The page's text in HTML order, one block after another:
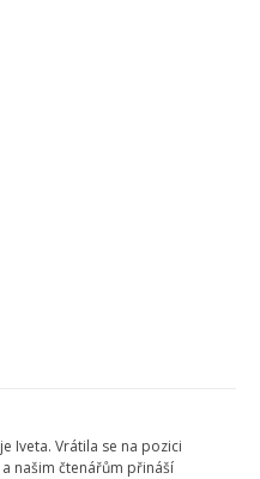
Iveta. Vrátila se na pozici
našim čtenářům přináší